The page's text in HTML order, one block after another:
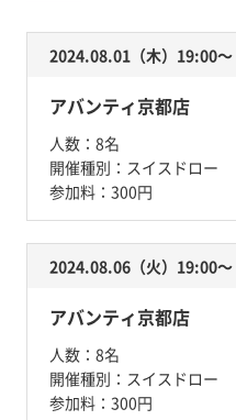
2024.08.01（木）19:00〜
アバンティ京都店
人数： 8名
開催種別： スイスドロー
参加料： 300円
2024.08.06（火）19:00〜
アバンティ京都店
人数： 8名
開催種別： スイスドロー
参加料： 300円